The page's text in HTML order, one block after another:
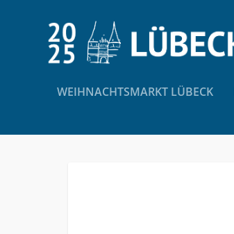
WEIHNACHTSMARKT LÜBECK